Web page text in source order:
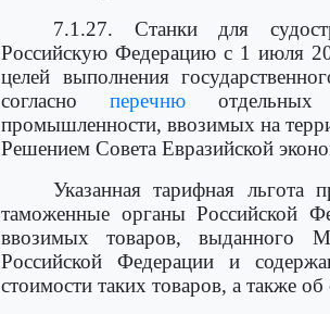
7.1.27. Станки для
Российскую Федерацию с 1 июля
целей выполнения
согласно перечнюотдельных
промышленности, ввозимых на
Решением Совета Евразийской
Указанная тарифная льгота
таможенные органы Российской
ввозимых товаров, выданного
Российской Федерации и
стоимости таких товаров, а также